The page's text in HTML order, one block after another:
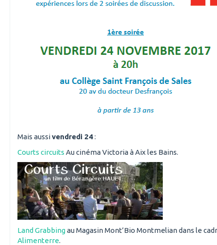
Mais aussivendredi 24:
Courts circuits Au cinéma Victoria à Aix les Bains.
Land Grabbingau Magasin Mont’Bio Montmelian dans le
Alimenterre.